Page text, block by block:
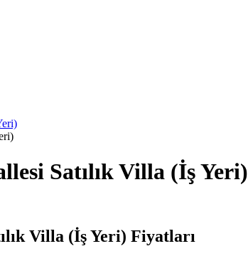
Satılık Villa (İş Yeri)
Villa (İş Yeri) Fiyatları